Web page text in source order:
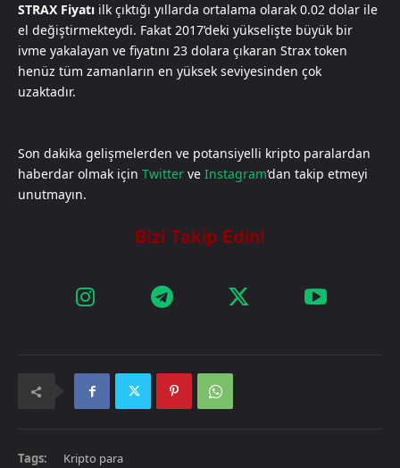
STRAX Fiyatı ilk çıktığı yıllarda ortalama olarak 0.02 dolar ile
el değiştirmekteydi. Fakat 2017’deki yükselişte büyük bir
ivme yakalayan ve fiyatını 23 dolara çıkaran Strax token
henüz tüm zamanların en yüksek seviyesinden çok
uzaktadır.
Son dakika gelişmelerden ve potansiyelli kripto paralardan
haberdar olmak için Twitter ve Instagram‘dan takip etmeyi
unutmayın.
Tags: Kripto para